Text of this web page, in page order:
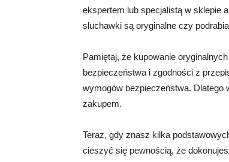
ekspertem lub specjalistą w sklepie
słuchawki są oryginalne czy
Pamiętaj, że kupowanie
bezpieczeństwa i zgodności z
wymogów bezpieczeństwa. Dlatego
zakupem.
Teraz, gdy znasz kilka
cieszyć się pewnością, że